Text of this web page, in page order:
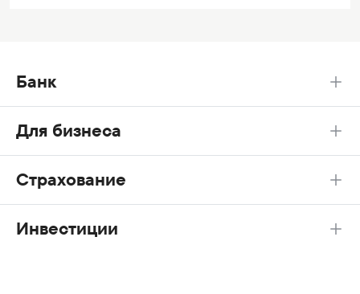
Банк
Для бизнеса
Страхование
Инвестиции